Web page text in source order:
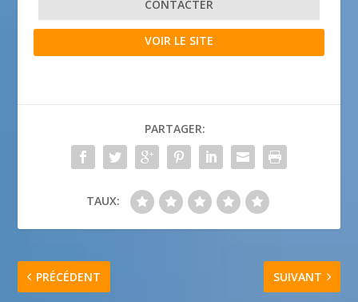
CONTACTER
VOIR LE SITE
PARTAGER:
TAUX:
PRÉCÉDENT SUIVANT